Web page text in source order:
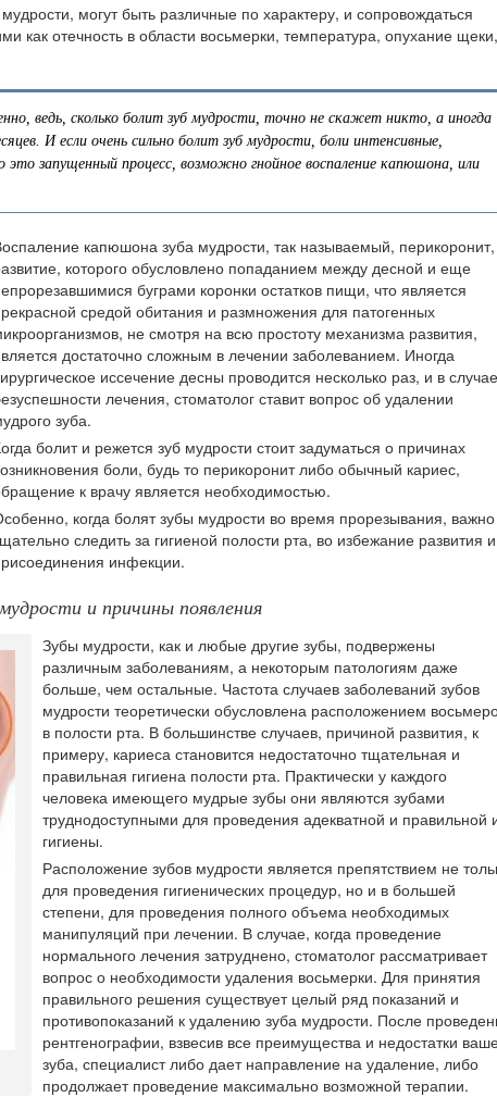
могут быть различные по характеру, и сопровождаться
как отечность в области восьмерки, температура, опухание щеки,
ведь, сколько болит зуб мудрости, точно не скажет никто, а иногда
И если очень сильно болит зуб мудрости, боли интенсивные,
это запущенный процесс, возможно гнойное воспаление капюшона, или
капюшона зуба мудрости, так называемый, перикоронит,
которого обусловлено попаданием между десной и еще
буграми коронки остатков пищи, что является
средой обитания и размножения для патогенных
не смотря на всю простоту механизма развития,
достаточно сложным в лечении заболеванием. Иногда
иссечение десны проводится несколько раз, и в случае
лечения, стоматолог ставит вопрос об удалении
зуба.
болит и режется зуб мудрости стоит задуматься о причинах
боли, будь то перикоронит либо обычный кариес,
к врачу является необходимостью.
когда болят зубы мудрости во время прорезывания, важно
следить за гигиеной полости рта, во избежание развития и
инфекции.
и причины появления
Зубы мудрости, как и любые другие зубы, подвержены
различным заболеваниям, а некоторым патологиям даже
больше, чем остальные. Частота случаев заболеваний зубов
мудрости теоретически обусловлена расположением
в полости рта. В большинстве случаев, причиной развития, к
примеру, кариеса становится недостаточно тщательная и
правильная гигиена полости рта. Практически у каждого
человека имеющего мудрые зубы они являются зубами
труднодоступными для проведения адекватной и правильной
гигиены.
Расположение зубов мудрости является препятствием не
для проведения гигиенических процедур, но и в большей
степени, для проведения полного объема необходимых
манипуляций при лечении. В случае, когда проведение
нормального лечения затруднено, стоматолог рассматривает
вопрос о необходимости удаления восьмерки. Для принятия
правильного решения существует целый ряд показаний и
противопоказаний к удалению зуба мудрости. После
рентгенографии, взвесив все преимущества и недостатки
зуба, специалист либо дает направление на удаление, либо
продолжает проведение максимально возможной терапии.